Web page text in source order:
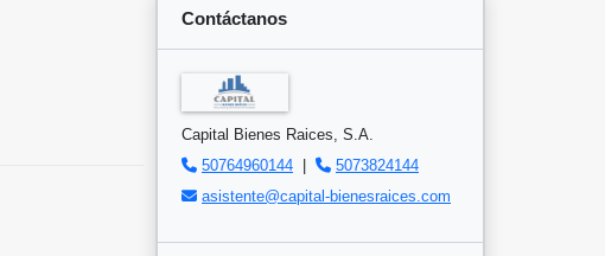
Contáctanos
Capital Bienes Raices, S.A.
50764960144
5073824144
asistente@capital-bienesraices.com